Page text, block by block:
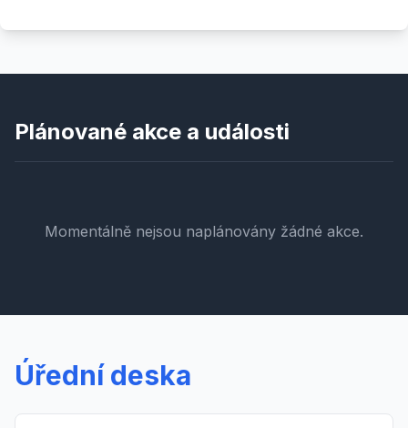
Plánované akce a události
Momentálně nejsou naplánovány žádné akce.
Úřední deska